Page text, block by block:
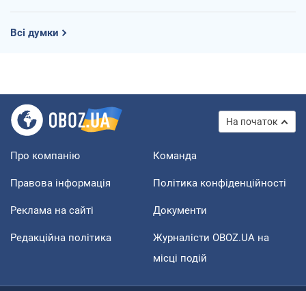
Всі думки
На початок
Про компанію Команда
Правова інформація Політика конфіденційності
Реклама на сайті Документи
Редакційна політика
Журналісти OBOZ.UA на
місці подій